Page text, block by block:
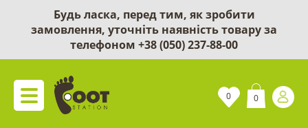
Будь ласка, перед тим, як зробити
замовлення, уточніть наявність товару за
телефоном +38 (050) 237-88-00
0 0